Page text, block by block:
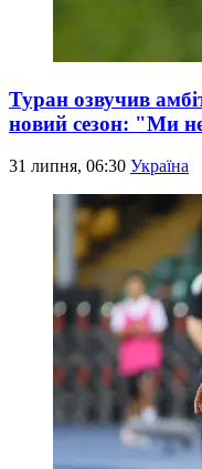
Туран озвучив
новий сезон: "Ми
31 липня, 06:30 Україна